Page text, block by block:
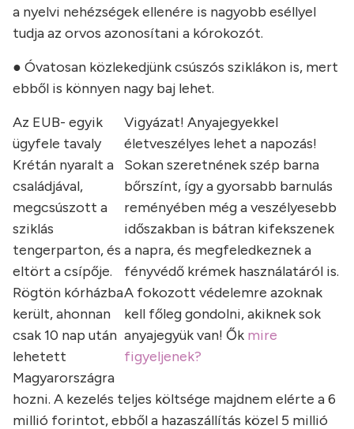
a nyelvi nehézségek ellenére is nagyobb eséllyel
tudja az orvos azonosítani a kórokozót.
● Óvatosan közlekedjünk csúszós sziklákon is, mert
ebből is könnyen nagy baj lehet.
Vigyázat! Anyajegyekkel
életveszélyes lehet a napozás!
Sokan szeretnének szép barna
bőrszínt, így a gyorsabb barnulás
reményében még a veszélyesebb
időszakban is bátran kifekszenek
a napra, és megfeledkeznek a
fényvédő krémek használatáról is.
A fokozott védelemre azoknak
kell főleg gondolni, akiknek sok
anyajegyük van! Ők mire
figyeljenek?
Az EUB- egyik
ügyfele tavaly
Krétán nyaralt a
családjával,
megcsúszott a
sziklás
tengerparton, és
eltört a csípője.
Rögtön kórházba
került, ahonnan
csak 10 nap után
lehetett
Magyarországra
hozni. A kezelés teljes költsége majdnem elérte a 6
millió forintot, ebből a hazaszállítás közel 5 millió